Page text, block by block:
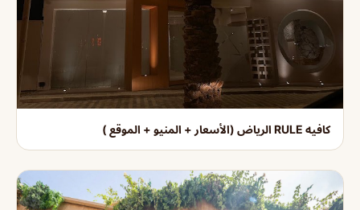
كافيه RULE الرياض (الأسعار + المنيو + الموقع )